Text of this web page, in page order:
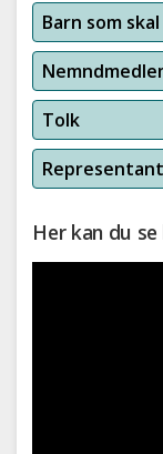
Barn som
Tolk
Her kan du